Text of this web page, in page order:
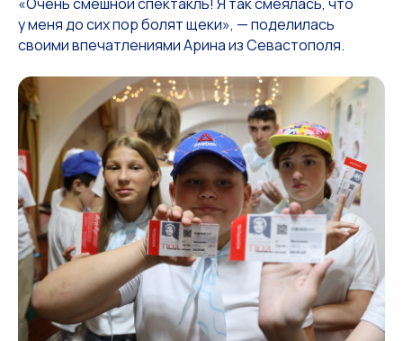
у меня до сих пор болят щеки», — поделилась
своими впечатлениями Арина из Севастополя.